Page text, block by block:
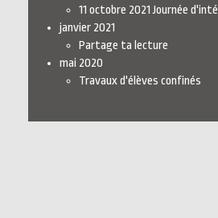
11 octobre 2021 Journée
janvier 2021
Partage ta lecture
mai 2020
Travaux d'élèves confinés